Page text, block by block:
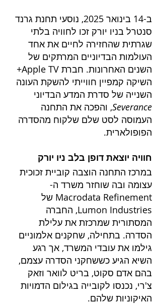
ב-14 בינואר 2025, נוסעי תחנת גרנד
סנטרל בניו יורק זכו לחוויה בלתי
שגרתית שהחזירה לחיים את אחד
העולמות הבדיוניים המרתקים של
השנים האחרונות. חברת Apple TV+
השיקה קמפיין חווייתי להשקת העונה
השנייה של סדרת המדע הבדיוני
Severance, והפכה את התחנה
העמוסה לסט שלם שלקוח מהסדרה
הפופולארית.
חוויה יוצאת דופן בלב ניו יורק
במרכז התחנה הוצבה קוביית זכוכית
עצומה ובה שוחזר משרד ה-
Macrodata Refinement של
Lumon Industries, החברה
המסתורית שמרכזת את עלילת
הסדרה. בתחילה, שחקנים אלמוניים
גילמו את עובדי המשרד, אך רגע
השיא הגיע כששחקני הסדרה עצמם,
בהם אדם סקוט, בריט לוואר וזאק
צ'רי, נכנסו לקובייה בגילום הדמויות
האיקוניות שלהם.